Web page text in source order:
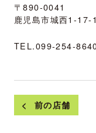
〒890-0041
鹿児島市城西1-17-1
TEL.099-254-
前の店舗